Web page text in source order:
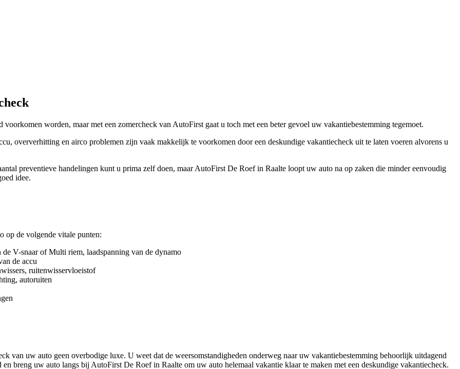
worden, maar met een zomercheck van AutoFirst gaat u toch met een beter gevoel uw vakantiebestemming tegemoet.
oververhitting en airco problemen zijn vaak makkelijk te voorkomen door een deskundige vakantiecheck uit te laten voeren alvorens u
preventieve handelingen kunt u prima zelf doen, maar AutoFirst De Roef in Raalte loopt uw auto na op zaken die minder eenvoudig
idee.
op de volgende vitale punten:
V-snaar of Multi riem, laadspanning van de dynamo
de accu
ruitenwisservloeistof
autoruiten
van uw auto geen overbodige luxe. U weet dat de weersomstandigheden onderweg naar uw vakantiebestemming behoorlijk uitdagend
breng uw auto langs bij AutoFirst De Roef in Raalte om uw auto helemaal vakantie klaar te maken met een deskundige vakantiecheck.